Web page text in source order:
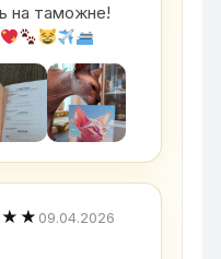
на таможне!
09.04.2026